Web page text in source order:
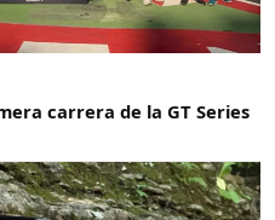
carrera de la GT Series